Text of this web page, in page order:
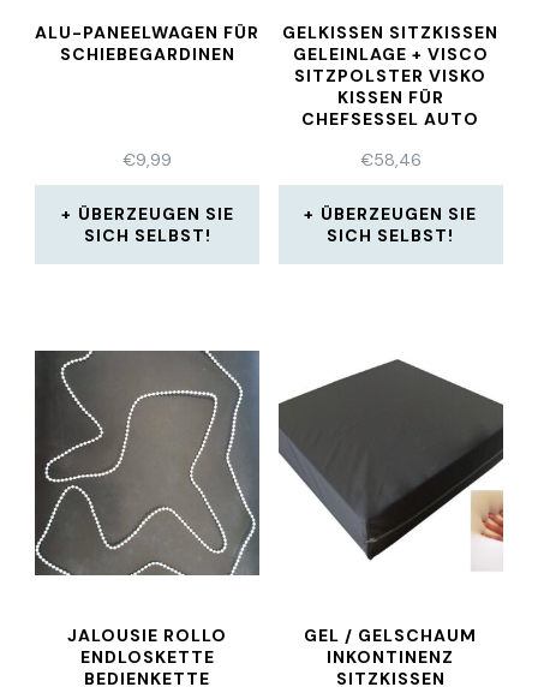
ALU-PANEELWAGEN FÜR
SCHIEBEGARDINEN
€9,99
ÜBERZEUGEN SIE
SICH SELBST!
GELKISSEN SITZKISSEN
GELEINLAGE + VISCO
SITZPOLSTER VISKO
KISSEN FÜR
CHEFSESSEL AUTO
€58,46
ÜBERZEUGEN SIE
SICH SELBST!
JALOUSIE ROLLO
ENDLOSKETTE
BEDIENKETTE
GEL / GELSCHAUM
INKONTINENZ
SITZKISSEN